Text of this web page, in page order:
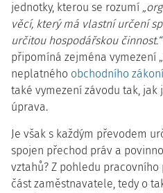
jednotky, kterou se rozumí
věcí, který má vlastní určení
určitou hospodářskou činnost.“
připomíná zejména vymezení
neplatného obchodního
také vymezení závodu tak,
úprava.
Je však s každým převodem
spojen přechod práv a
vztahů? Z pohledu
část zaměstnavatele, tedy o